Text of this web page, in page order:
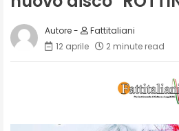
Fattitaliani
12 aprile
2 minute read